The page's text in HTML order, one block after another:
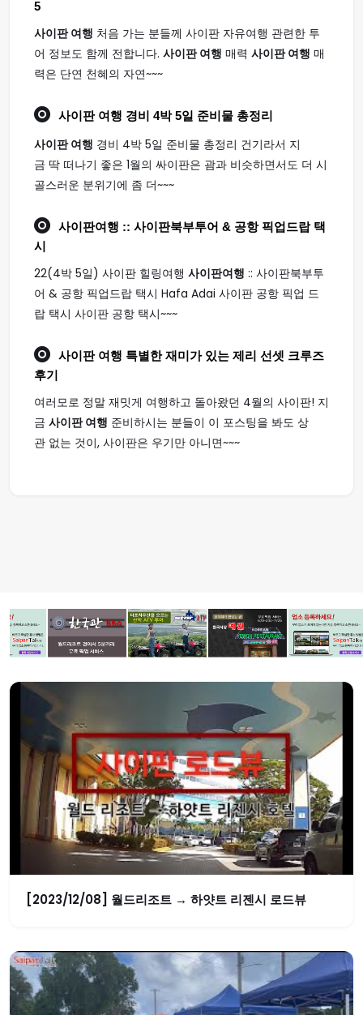
5
사이판 여행 처음 가는 분들께 사이판 자유여행 관련한 투
어 정보도 함께 전합니다. 사이판 여행 매력 사이판 여행 매
력은 단연 천혜의 자연~~~
사이판 여행 경비 4박 5일 준비물 총정리
사이판 여행 경비 4박 5일 준비물 총정리 건기라서 지
금 딱 떠나기 좋은 1월의 싸이판은 괌과 비슷하면서도 더 시
골스러운 분위기에 좀 더~~~
사이판여행 :: 사이판북부투어 & 공항 픽업드랍 택
시
22(4박 5일) 사이판 힐링여행 사이판여행 :: 사이판북부투
어 & 공항 픽업드랍 택시 Hafa Adai 사이판 공항 픽업 드
랍 택시 사이판 공항 택시~~~
사이판 여행 특별한 재미가 있는 제리 선셋 크루즈
후기
여러모로 정말 재밋게 여행하고 돌아왔던 4월의 사이판! 지
금 사이판 여행 준비하시는 분들이 이 포스팅을 봐도 상
관 없는 것이, 사이판은 우기만 아니면~~~
[2023/12/08] 월드리조트 → 하얏트 리젠시 로드뷰